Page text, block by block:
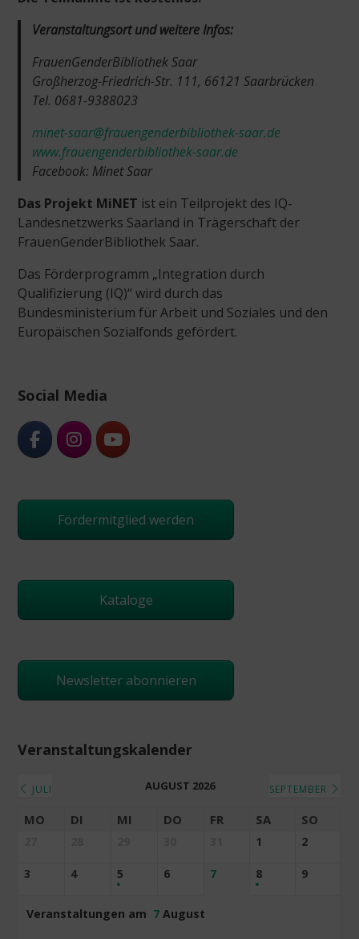
Veranstaltungsort und weitere Infos:
FrauenGenderBibliothek Saar
Großherzog-Friedrich-Str. 111, 66121 Saarbrücken
Tel. 0681-9388023
minet-saar@frauengenderbibliothek-saar.de
www.frauengenderbibliothek-saar.de
Facebook: Minet Saar
Das Projekt MiNET ist ein Teilprojekt des IQ-
Landesnetzwerks Saarland in Trägerschaft der
FrauenGenderBibliothek Saar.
Das Förderprogramm „Integration durch
Qualifizierung (IQ)“ wird durch das
Bundesministerium für Arbeit und Soziales und den
Europäischen Sozialfonds gefördert.
Social Media
Fördermitglied werden
Kataloge
Newsletter abonnieren
Veranstaltungskalender
JULI AUGUST 2026 SEPTEMBER
MO DI MI DO FR SA SO
1 2
3 4 5 6 7 8 9
Veranstaltungen am 7 August